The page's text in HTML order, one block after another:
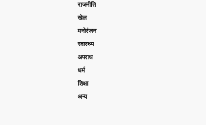
राजनीति
खेल
मनोरंजन
स्वास्थ्य
अपराध
धर्म
शिक्षा
अन्य